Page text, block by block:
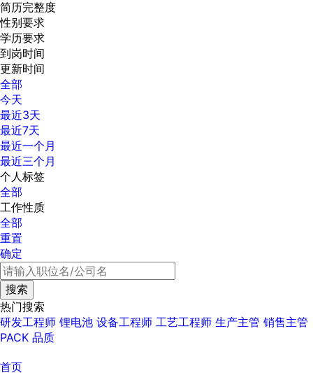
简历完整度
性别要求
学历要求
到岗时间
更新时间
全部
今天
最近3天
最近7天
最近一个月
最近三个月
个人标签
全部
工作性质
全部
重置
确定
热门搜索
研发工程师 锂电池 设备工程师 工艺工程师 生产主管 销售主管
PACK 品质
首页